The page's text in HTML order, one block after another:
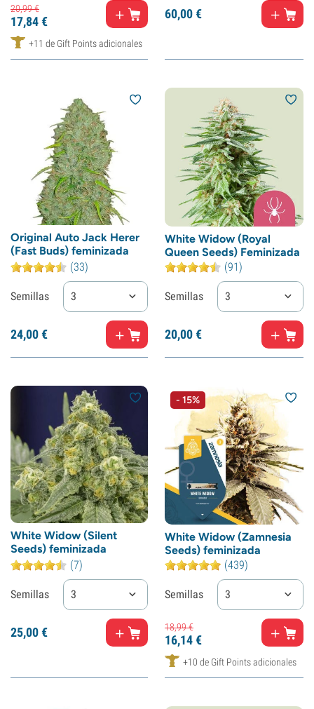
20,99€
17,84€
+11 de Gift Points adicionales
60,00€
Original Auto Jack Herer
(Fast Buds) feminizada
(33)
Semillas 3
24,00€
White Widow (Royal
Queen Seeds) Feminizada
(91)
Semillas 3
20,00€
White Widow (Silent
Seeds) feminizada
(7)
Semillas 3
25,00€
- 15%
White Widow (Zamnesia
Seeds) feminizada
(439)
Semillas 3
18,99€
16,14€
+10 de Gift Points adicionales